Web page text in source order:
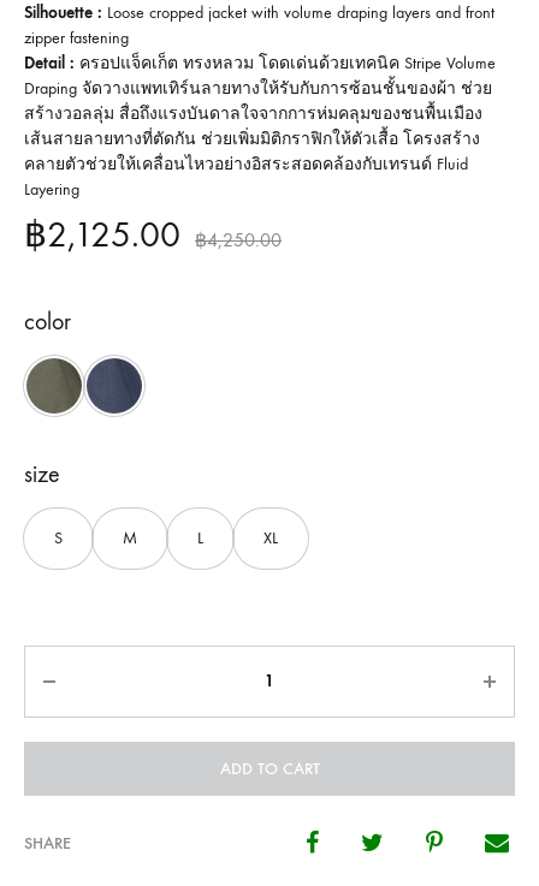
Silhouette : Loose cropped jacket with volume draping layers and front
zipper fastening
Detail : ครอปแจ็คเก็ต ทรงหลวม โดดเด่นด้วยเทคนิค Stripe Volume
Draping จัดวางแพทเทิร์นลายทางให้รับกับการซ้อนชั้นของผ้า ช่วย
สร้างวอลลุ่ม สื่อถึงแรงบันดาลใจจากการห่มคลุมของชนพื้นเมือง
เส้นสายลายทางที่ตัดกัน ช่วยเพิ่มมิติกราฟิกให้ตัวเสื้อ โครงสร้าง
คลายตัวช่วยให้เคลื่อนไหวอย่างอิสระสอดคล้องกับเทรนด์ Fluid
Layering
฿2,125.00 ฿4,250.00
color
Green Navy
size
S M L XL
ADD TO CART
SHARE